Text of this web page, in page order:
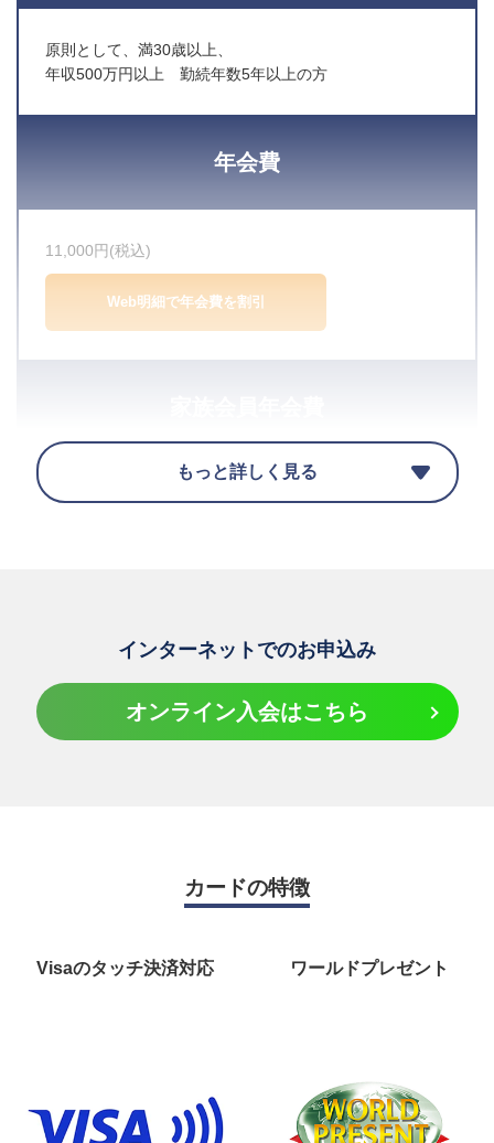
原則として、満30歳以上、
年収500万円以上 勤続年数5年以上の方
年会費
11,000円(税込)
Web明細で年会費を割引
お一人目は無料
手数ですが、本会員様ご入会後、入会申込書をご請求い
電子マネー/
もっと詳しく見る
インターネットでのお申込み
オンライン入会はこちら
カードの特徴
Visaのタッチ決済対応 ワールドプレゼント